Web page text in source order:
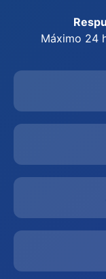
Máximo 24